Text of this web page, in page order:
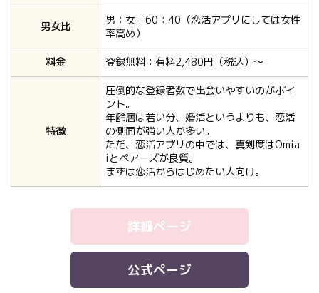
男女比
男：女＝60：40（恋活アプリにしては女性
率高め）
料金
登録無料：有料2,480円（税込）〜
特徴
圧倒的な登録者数で出会いやすいのがポイ
ント。
年齢層は若い分、婚活というよりも、恋活
の側面が強い人が多い。
ただ、恋活アプリの中では、真剣度はOmia
iとペアーズが良質。
まずは恋活からはじめたい人向け。
詳細ページ
公式ページ